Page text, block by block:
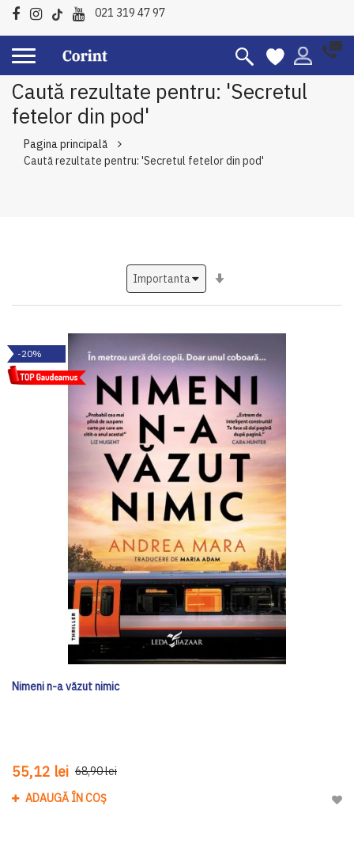
021 319 47 97
Caută rezultate pentru: 'Secretul
fetelor din pod'
Pagina principală
Caută rezultate pentru: 'Secretul fetelor din pod'
-20%
Nimeni n-a văzut nimic
55,12 lei 68,90 lei
ADAUGĂ ÎN COȘ